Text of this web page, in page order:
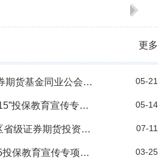
更多
上海证监局组织上海证券期货基金同业公会开展“5·15辖区机构特色投教作品集中展示”活动 05-21
上海证监局积极开展“3·15”投保教育宣传专项活动 守护安心投资环境 05-14
2023-2024年度上海辖区省级证券期货投资者教育基地考核结果 07-11
上海证监局积极开展315投保教育宣传专项活动 03-25